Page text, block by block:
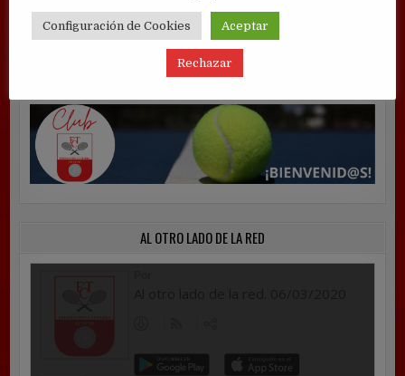
AL OTRO LADO DE LA RED
Configuración de Cookies Aceptar
Rechazar